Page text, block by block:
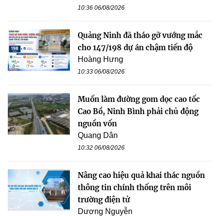
10:36 06/08/2026
Quảng Ninh đã tháo gỡ vướng mắc
cho 147/198 dự án chậm tiến độ
Hoàng Hưng
10:33 06/08/2026
Muốn làm đường gom dọc cao tốc
Cao Bồ, Ninh Bình phải chủ động
nguồn vốn
Quang Dân
10:32 06/08/2026
Nâng cao hiệu quả khai thác nguồn
thông tin chính thống trên môi
trường điện tử
Dương Nguyễn